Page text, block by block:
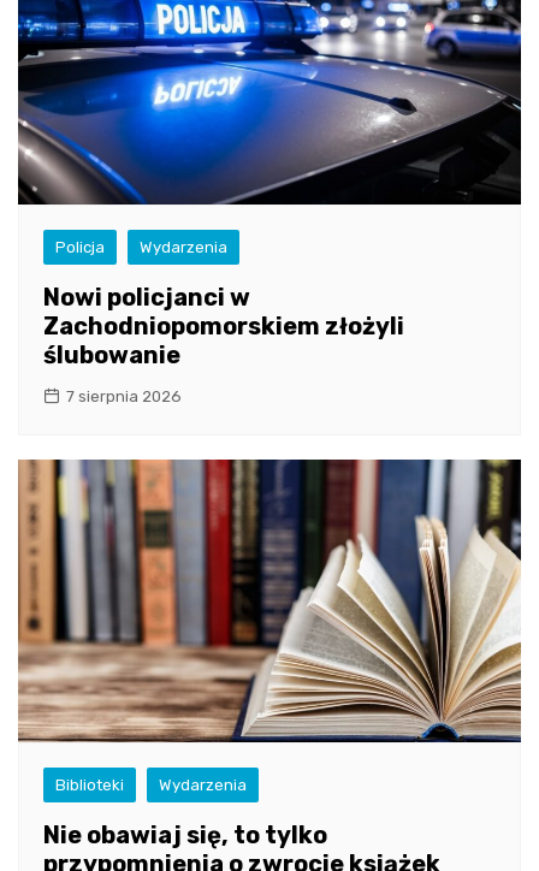
Policja Wydarzenia
Nowi policjanci w
Zachodniopomorskiem złożyli
ślubowanie
7 sierpnia 2026
Biblioteki Wydarzenia
Nie obawiaj się, to tylko
przypomnienia o zwrocie książek